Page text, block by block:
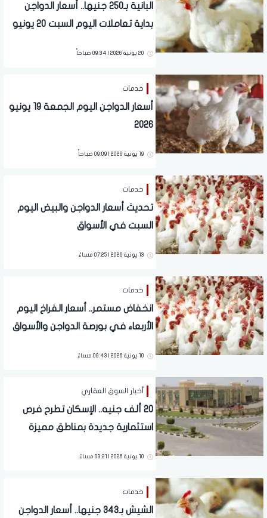
البانية بـ250 جنيها.. أسعار الدواجن
بداية تعاملات اليوم السبت 20 يونيو
20 يونية 2026 | 09:34 صباحاً
خدمات
أسعار الدواجن اليوم الجمعة 19 يونيو
2026
19 يونية 2026 | 09:09 صباحاً
خدمات
تحديث أسعار الدواجن والبيض اليوم
السبت في الأسواق
13 يونية 2026 | 07:25 مساءً
خدمات
انخفاض مستمر.. أسعار الفراخ اليوم
الأربعاء في بورصة الدواجن والأسواق
10 يونية 2026 | 09:43 مساءً
أخبار السوق العقاري
20 ألف جنيه.. الإسكان تطرح فرص
استثمارية جديدة بمناطق مميزة
10 يونية 2026 | 03:21 مساءً
خدمات
الشيش بـ343 جنيها.. أسعار الدواجن